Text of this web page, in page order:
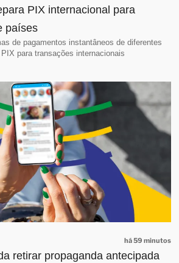
PIX internacional para
países
de pagamentos instantâneos de diferentes
para transações internacionais
há 59 minutos
retirar propaganda antecipada